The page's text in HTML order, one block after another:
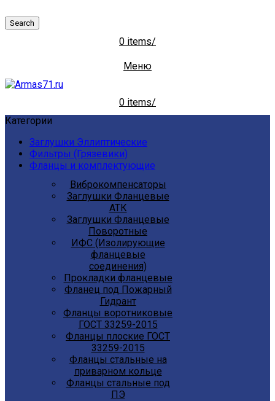
Search
0 items/
Меню
0 items/
Категории
Заглушки Эллиптические
Фильтры (Грязевики)
Фланцы и комплектующие
Виброкомпенсаторы
Заглушки Фланцевые
АТК
Заглушки Фланцевые
Поворотные
ИФС (Изолирующие
фланцевые
соединения)
Прокладки фланцевые
Фланец под Пожарный
Гидрант
Фланцы воротниковые
ГОСТ 33259-2015
Фланцы плоские ГОСТ
33259-2015
Фланцы стальные на
приварном кольце
Фланцы стальные под
ПЭ